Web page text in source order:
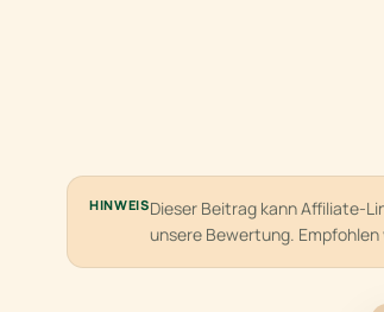
HINWEISDieser Beitrag kann Affiliate-
unsere Bewertung.